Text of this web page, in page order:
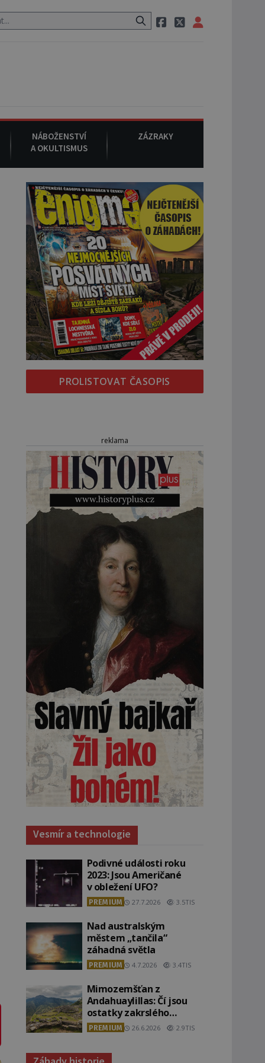
pak si na ulici zavolá taxi, nasedne do něj a už ho nikdy
NÁBOŽENSTVÍ
A OKULTISMUS
ZÁZRAKY
PROLISTOVAT ČASOPIS
reklama
Vesmír a technologie
Podivné události roku
2023: Jsou Američané
v obležení UFO?
PREMIUM 27.7.2026 3.5TIS
Nad australským
městem „tančila“
záhadná světla
PREMIUM 4.7.2026 3.4TIS
Mimozemšťan z
Andahuaylillas: Čí jsou
ostatky zakrslého
stvoření s ohromnou
lebkou?
PREMIUM 26.6.2026 2.9TIS